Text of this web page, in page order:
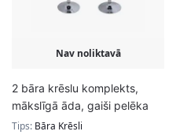
Nav noliktavā
2 bāra krēslu komplekts,
mākslīgā āda, gaiši pelēka
Tips: Bāra Krēsli